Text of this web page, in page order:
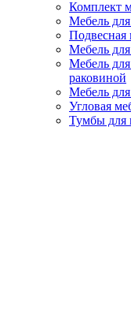
Комплект
Мебель
Подвесная
Мебель
Мебель
раковиной
Мебель
Угловая
Тумбы для